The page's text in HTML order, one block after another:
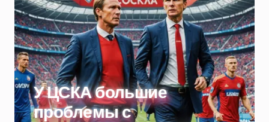
У ЦСКА большие
проблемы с